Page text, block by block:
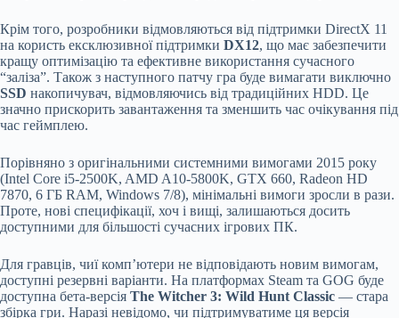
Крім того, розробники відмовляються від підтримки DirectX 11
на користь ексклюзивної підтримки DX12, що має забезпечити
кращу оптимізацію та ефективне використання сучасного
“заліза”. Також з наступного патчу гра буде вимагати виключно
SSD накопичувач, відмовляючись від традиційних HDD. Це
значно прискорить завантаження та зменшить час очікування під
час геймплею.
Порівняно з оригінальними системними вимогами 2015 року
(Intel Core i5-2500K, AMD A10-5800K, GTX 660, Radeon HD
7870, 6 ГБ RAM, Windows 7/8), мінімальні вимоги зросли в рази.
Проте, нові специфікації, хоч і вищі, залишаються досить
доступними для більшості сучасних ігрових ПК.
Для гравців, чиї комп’ютери не відповідають новим вимогам,
доступні резервні варіанти. На платформах Steam та GOG буде
доступна бета-версія The Witcher 3: Wild Hunt Classic — стара
збірка гри. Наразі невідомо, чи підтримуватиме ця версія